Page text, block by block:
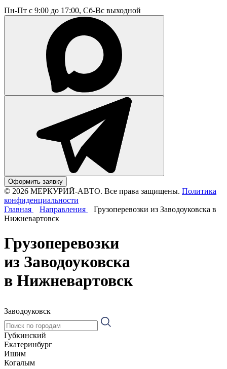
Пн-Пт с 9:00 до 17:00, Сб-Вс выходной
Оформить заявку
© 2026 МЕРКУРИЙ-АВТО. Все права защищены. Политика
конфиденциальности
Главная
Направления
Грузоперевозки из Заводоуковска в
Нижневартовск
Грузоперевозки
из Заводоуковска
в Нижневартовск
Заводоуковск
Губкинский
Екатеринбург
Ишим
Когалым